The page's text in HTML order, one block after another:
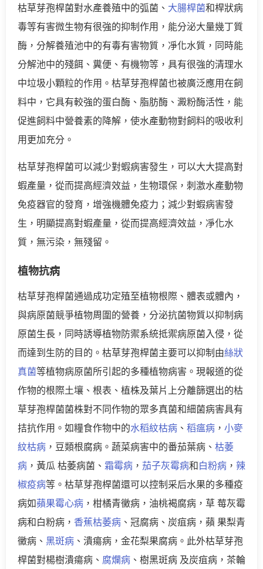
枯草芽孢桿菌對水產養殖中的弧菌、 大腸桿菌和桿狀病
毒等有害微生物有很強的抑制作用，能分泌大量幾丁質
酶，分解養殖池中的有毒有害物質，凈化水質，同時能
分解池中的殘餌、糞便、有機物等，具有很強的清理水
中垃圾小顆粒的作用。枯草芽孢桿菌也被廣泛應用在飼
料中，它具有較強的蛋白酶、脂肪酶、澱粉酶活性，能
促進飼料中營養素的降解，使水產動物對飼料的吸收利
用更加充分。
枯草芽孢桿菌可以減少對蝦病害發生，可以大大提高對
蝦產量，從而提高經濟效益，生物環保，刺激水產動物
免疫器官的發育，增強機體免疫力；減少對蝦病害發
生，明顯提高對蝦產量，從而提高經濟效益，凈化水
質，無污染，無殘留。
植物抗病
枯草芽孢桿菌通過成功定殖至植物根際、體表或體內，
與病原菌競爭植物周圍的營養，分泌抗菌物質以抑制病
原菌生長，同時誘導植物防禦系統抵禦病原菌入侵，從
而達到生防的目的。枯草芽孢桿菌主要可以抑制由絲狀
真菌等植物病原菌所引起的多種植物病害。現報道的從
作物的根際土壤、根表、植株及葉片上分離篩選出的枯
草芽孢桿菌菌株對不同作物的眾多真菌和細菌病害具有
拮抗作用。如糧食作物中的水稻紋枯病 、 稻瘟病 ， 小麥
紋枯病 ，豆類根腐病。蔬菜病害中的番茄葉病、 枯萎
病 ，黃瓜 枯萎病菌、 霜霉病 ， 茄子灰霉病和 白粉病 ， 辣
椒疫病等。枯草芽孢桿菌還可以控制采后水果的多種疫
病如蘋果霉心病 ，柑橘青黴病，油桃褐腐病，草 莓灰霉
病和白粉病， 香蕉枯萎病 、冠腐病、炭疽病，蘋 果梨青
黴病、 黑斑病 、潰瘍病，金花梨果腐病。此外枯草芽孢
桿菌對楊樹潰瘍病、 腐爛病 、樹黑斑病 及炭疽病，茶輪